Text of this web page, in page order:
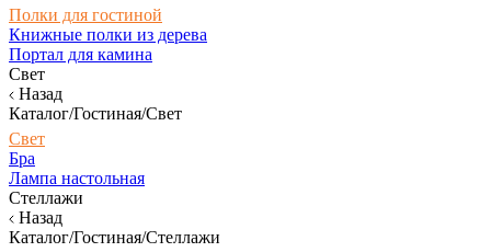
Полки для гостиной
Книжные полки из дерева
Портал для камина
Свет
Назад
Каталог/Гостиная/Свет
Свет
Бра
Лампа настольная
Стеллажи
Назад
Каталог/Гостиная/Стеллажи